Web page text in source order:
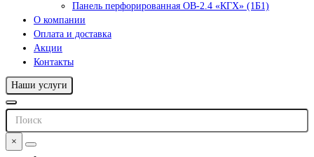
Панель перфорированная ОВ-2.4 «КГХ» (1Б1)
О компании
Оплата и доставка
Акции
Контакты
Наши услуги
×